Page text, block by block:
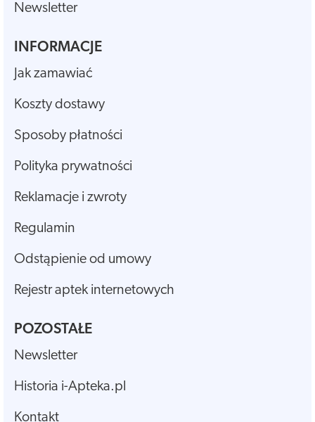
Newsletter
INFORMACJE
Jak zamawiać
Koszty dostawy
Sposoby płatności
Polityka prywatności
Reklamacje i zwroty
Regulamin
Odstąpienie od umowy
Rejestr aptek internetowych
POZOSTAŁE
Newsletter
Historia i-Apteka.pl
Kontakt